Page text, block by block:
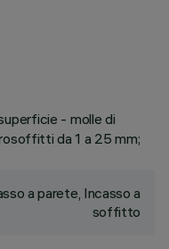
- molle di
da 1 a 25 mm;
a parete, Incasso a
soffitto